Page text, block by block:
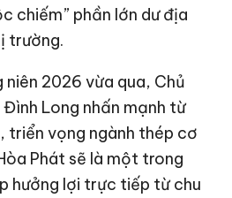
chiếm” phần lớn dư địa
trường.
2026 vừa qua, Chủ
Long nhấn mạnh từ
triển vọng ngành thép cơ
Phát sẽ là một trong
hưởng lợi trực tiếp từ chu